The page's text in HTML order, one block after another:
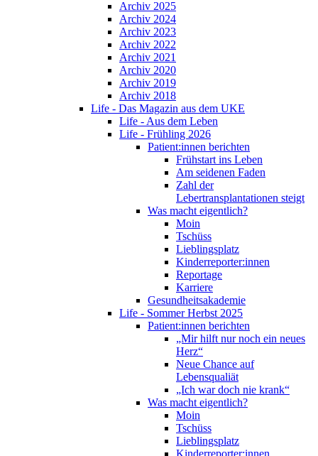
Archiv 2025
Archiv 2024
Archiv 2023
Archiv 2022
Archiv 2021
Archiv 2020
Archiv 2019
Archiv 2018
Life - Das Magazin aus dem UKE
Life - Aus dem Leben
Life - Frühling 2026
Patient:innen berichten
Frühstart ins Leben
Am seidenen Faden
Zahl der
Lebertransplantationen steigt
Was macht eigentlich?
Moin
Tschüss
Lieblingsplatz
Kinderreporter:innen
Reportage
Karriere
Gesundheitsakademie
Life - Sommer Herbst 2025
Patient:innen berichten
„Mir hilft nur noch ein neues
Herz“
Neue Chance auf
Lebensqualiät
„Ich war doch nie krank“
Was macht eigentlich?
Moin
Tschüss
Lieblingsplatz
Kinderreporter:innen